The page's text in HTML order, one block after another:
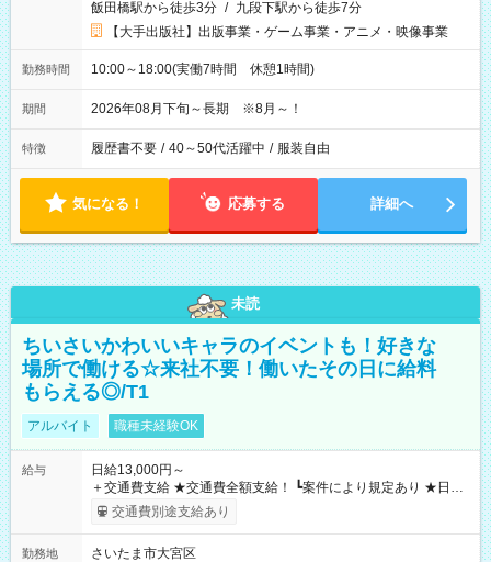
飯田橋駅から徒歩3分 / 九段下駅から徒歩7分
【大手出版社】出版事業・ゲーム事業・アニメ・映像事業
勤務時間 10:00～18:00(実働7時間 休憩1時間)
期間 2026年08月下旬～長期 ※8月～！
特徴 履歴書不要 / 40～50代活躍中 / 服装自由
気になる！ 応募する 詳細へ
未読
ちいさいかわいいキャラのイベントも！好きな
場所で働ける☆来社不要！働いたその日に給料
もらえる◎/T1
アルバイト 職種未経験OK
給与
日給13,000円～
＋交通費支給 ★交通費全額支給！ ┗案件により規定あり ★日払
いOK！（規定あり） ┗働いたその日に現金GET♪ お仕事後はコ
ンビニATMから 日払い分を引き落とせます！ 【試用期間】試
交通費別途支給あり
勤務地
さいたま市大宮区